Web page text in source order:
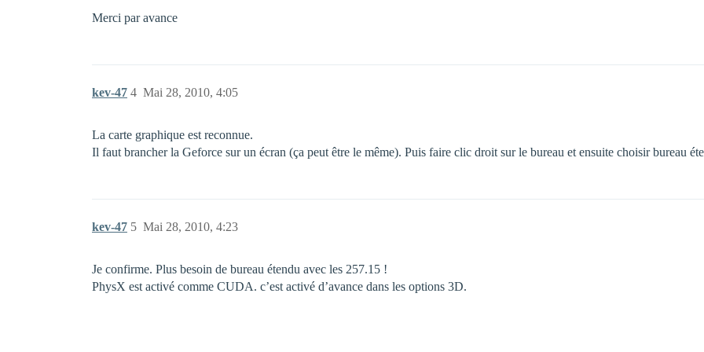
Merci par avance
kev-47 Mai 28, 2010, 4:05
4
La carte graphique est reconnue.
Il faut brancher la Geforce sur un écran (ça peut être le même). Puis faire clic droit sur le bureau et ensuite choisir bureau
kev-47 Mai 28, 2010, 4:23
5
Je confirme. Plus besoin de bureau étendu avec les 257.15 !
PhysX est activé comme CUDA. c’est activé d’avance dans les options 3D.